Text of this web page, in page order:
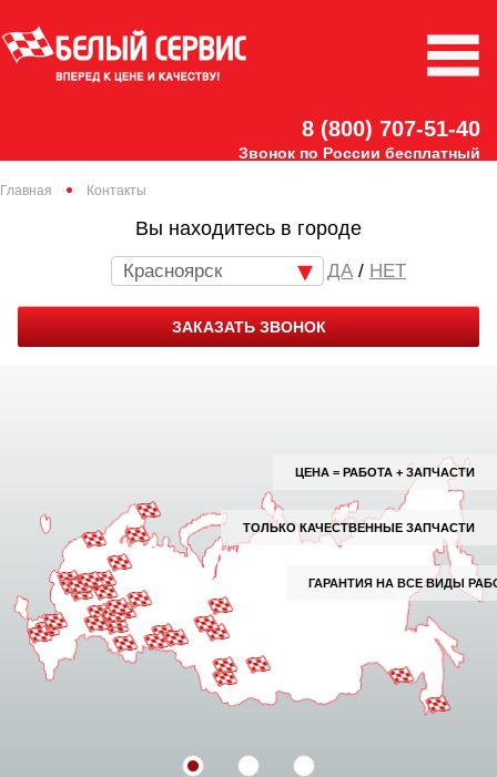
8 (800) 707-51-40
Звонок по России бесплатный
Главная Контакты
Вы находитесь в городе
Красноярск / НЕТ
ЗАКАЗАТЬ ЗВОНОК
ЦЕНА = РАБОТА + ЗАПЧАСТИ
ТОЛЬКО КАЧЕСТВЕННЫЕ ЗАПЧАСТИ
ГАРАНТИЯ НА ВСЕ ВИДЫ РАБОТ И ЗАПЧАСТЕЙ